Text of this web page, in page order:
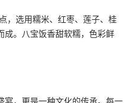
，选用糯米、红枣、莲子、桂
成。八宝饭香甜软糯，色彩鲜
，更是一种文化的传承。每一